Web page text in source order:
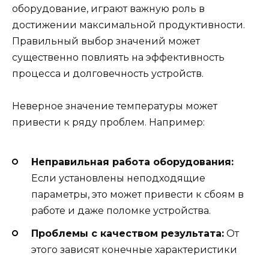
оборудование, играют важную роль в
достижении максимальной продуктивности.
Правильный выбор значений может
существенно повлиять на эффективность
процесса и долговечность устройств.
Неверное значение температуры может
привести к ряду проблем. Например:
Неправильная работа оборудования:
Если установлены неподходящие
параметры, это может привести к сбоям в
работе и даже поломке устройства.
Проблемы с качеством результата: От
этого зависят конечные характеристики